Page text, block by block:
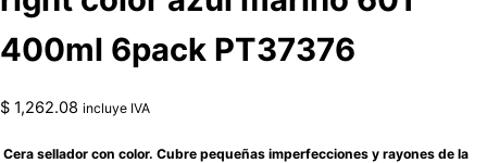
400ml 6pack PT37376
$ 1,262.08 incluye IVA
Cera sellador con color. Cubre pequeñas imperfecciones y rayones de la